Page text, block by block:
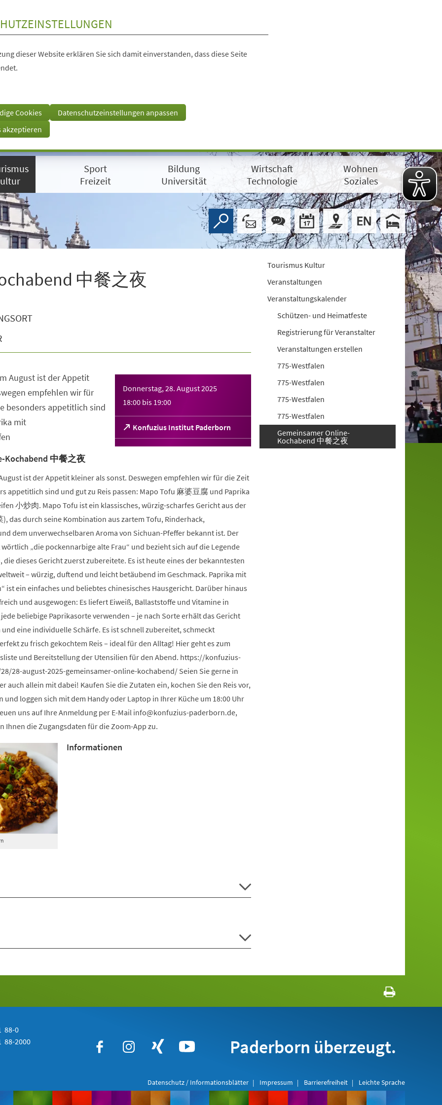
dieser Website erklären Sie sich damit einverstanden, dass diese Seite
Cookies
Datenschutzeinstellungen anpassen
akzeptieren
Sport
Freizeit
Bildung
Universität
Wirtschaft
Technologie
Wohnen
Soziales
中餐之夜
Donnerstag, 28. August 2025
18:00 bis 19:00
Konfuzius Institut Paderborn
(Öffnet
in
einem
August ist der Appetit
empfehlen wir für
besonders appetitlich sind
mit
Kochabend 中餐之夜
ist der Appetit kleiner als sonst. Deswegen empfehlen wir für die Zeit
appetitlich sind und gut zu Reis passen: Mapo Tofu 麻婆豆腐 und Paprika
小炒肉. Mapo Tofu ist ein klassisches, würzig-scharfes Gericht aus der
), das durch seine Kombination aus zartem Tofu, Rinderhack,
dem unverwechselbaren Aroma von Sichuan-Pfeffer bekannt ist. Der
„die pockennarbige alte Frau“ und bezieht sich auf die Legende
dieses Gericht zuerst zubereitete. Es ist heute eines der bekanntesten
– würzig, duftend und leicht betäubend im Geschmack. Paprika mit
ist ein einfaches und beliebtes chinesisches Hausgericht. Darüber hinaus
und ausgewogen: Es liefert Eiweiß, Ballaststoffe und Vitamine in
beliebige Paprikasorte verwenden – je nach Sorte erhält das Gericht
und eine individuelle Schärfe. Es ist schnell zubereitet, schmeckt
zu frisch gekochtem Reis – ideal für den Alltag! Hier geht es zum
und Bereitstellung der Utensilien für den Abend. https://konfuzius-
28-august-2025-gemeinsamer-online-kochabend/ Seien Sie gerne in
auch allein mit dabei! Kaufen Sie die Zutaten ein, kochen Sie den Reis vor,
und loggen sich mit dem Handy oder Laptop in Ihrer Küche um 18:00 Uhr
uns auf Ihre Anmeldung per E-Mail info konfuzius-paderborn de,
Ihnen die Zugangsdaten für die Zoom-App zu.
Informationen
Tourismus Kultur
Veranstaltungen
Veranstaltungskalender
Schützen- und Heimatfeste
Registrierung für Veranstalter
Veranstaltungen erstellen
775-Westfalen
775-Westfalen
775-Westfalen
775-Westfalen
Gemeinsamer Online-
Kochabend 中餐之夜
88-0
88-2000 Paderborn überzeugt.
Datenschutz / Informationsblätter Impressum Barrierefreiheit Leichte Sprache